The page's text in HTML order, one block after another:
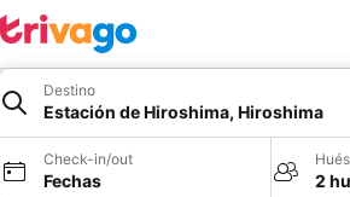
Destino
Estación de Hiroshima, Hiroshima
Check-in/out
Fechas 2